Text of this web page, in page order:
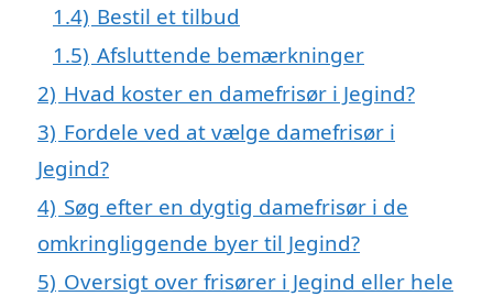
1.4) Bestil et tilbud
1.5) Afsluttende bemærkninger
2) Hvad koster en damefrisør i Jegind?
3) Fordele ved at vælge damefrisør i
Jegind?
4) Søg efter en dygtig damefrisør i de
omkringliggende byer til Jegind?
5) Oversigt over frisører i Jegind eller hele